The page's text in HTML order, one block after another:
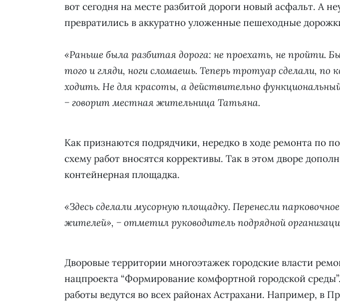
вот сегодня на месте разбитой дороги новый асфальт. А
превратились в аккуратно уложенные пешеходные
«Раньше была разбитая дорога: не проехать, не пройти.
того и гляди, ноги сломаешь. Теперь тротуар сделали, по
ходить. Не для красоты, а действительно
− говорит местная жительница Татьяна.
Как признаются подрядчики, нередко в ходе ремонта по
схему работ вносятся коррективы. Так в этом дворе
контейнерная площадка.
«Здесь сделали мусорную площадку. Перенесли
жителей», − отметил руководитель подрядной
Дворовые территории многоэтажек городские власти
нацпроекта “Формирование комфортной городской
работы ведутся во всех районах Астрахани. Например, в